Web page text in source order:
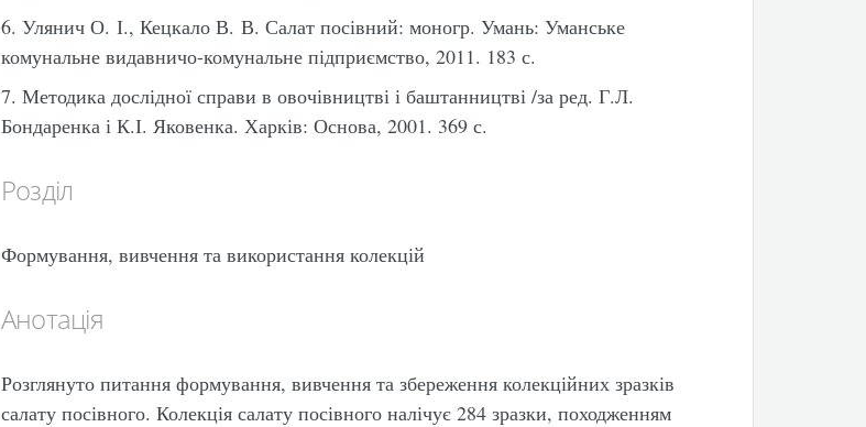
6. Улянич О. І., Кецкало В. В. Салат посівний: моногр. Умань: Уманське
комунальне видавничо-комунальне підприємство, 2011. 183 с.
7. Методика дослідної справи в овочівництві і баштанництві /за ред. Г.Л.
Бондаренка і К.І. Яковенка. Харків: Основа, 2001. 369 с.
Розділ
Формування, вивчення та використання колекцій
Анотація
Розглянуто питання формування, вивчення та збереження колекційних зразків
салату посівного. Колекція салату посівного налічує 284 зразки, походженням